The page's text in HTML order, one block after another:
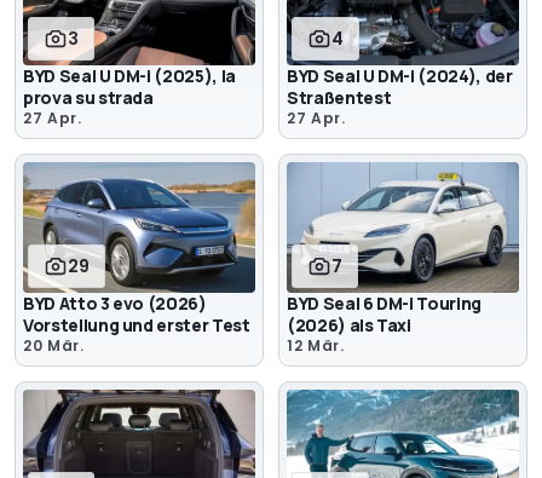
3
BYD Seal U DM-i (2025), la
prova su strada
27 Apr.
4
BYD Seal U DM-i (2024), der
Straßentest
27 Apr.
29
BYD Atto 3 evo (2026)
Vorstellung und erster Test
20 Mär.
7
BYD Seal 6 DM-i Touring
(2026) als Taxi
12 Mär.